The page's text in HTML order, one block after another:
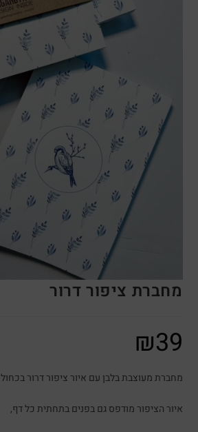
מחברת ציפור דרור
₪39
מחברת מעוצבת בלבן עם איור ציפור דרור בכחול
איור הציפור מודפס גם בפנים בתחתית כל דף,